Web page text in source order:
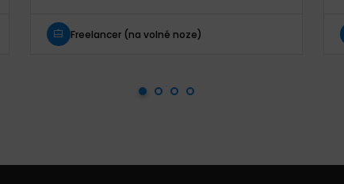
Freelancer (na volné noze)